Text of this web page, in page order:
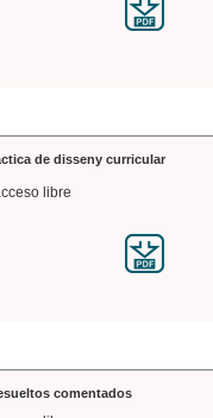
de disseny curricular
libre
comentados